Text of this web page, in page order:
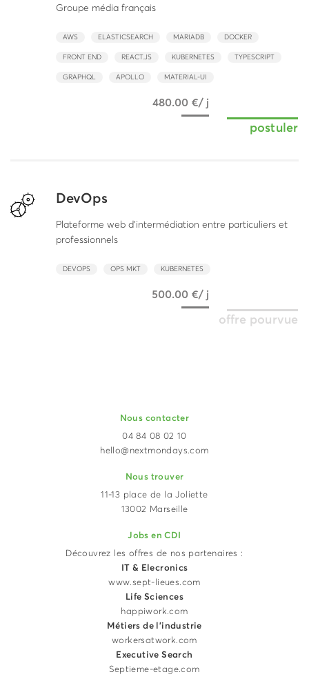
Groupe média français
AWS ELASTICSEARCH MARIADB DOCKER
FRONT END REACT.JS KUBERNETES TYPESCRIPT
GRAPHQL APOLLO MATERIAL-UI
480.00 €/ j
postuler
DevOps
Plateforme web d'intermédiation entre particuliers et
professionnels
DEVOPS OPS MKT KUBERNETES
500.00 €/ j
offre pourvue
Nous contacter
04 84 08 02 10
hello@nextmondays.com
Nous trouver
11-13 place de la Joliette
13002 Marseille
Jobs en CDI
Découvrez les offres de nos partenaires :
IT & Elecronics
www.sept-lieues.com
Life Sciences
happiwork.com
Métiers de l'industrie
workersatwork.com
Executive Search
Septieme-etage.com